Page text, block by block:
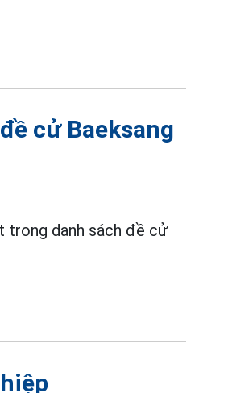
cử Baeksang
trong danh sách đề cử